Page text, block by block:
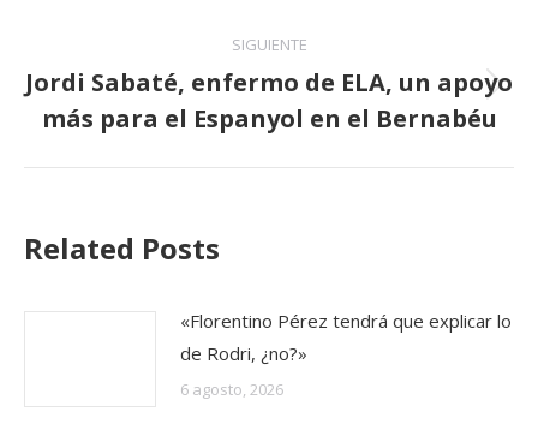
SIGUIENTE
Publicación
siguiente:
Jordi Sabaté, enfermo de ELA, un apoyo
más para el Espanyol en el Bernabéu
Related Posts
«Florentino Pérez tendrá que explicar lo
de Rodri, ¿no?»
6 agosto, 2026